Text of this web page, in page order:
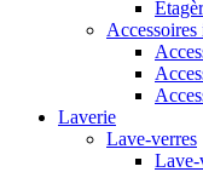
Laverie
Lave-verres
Lave-